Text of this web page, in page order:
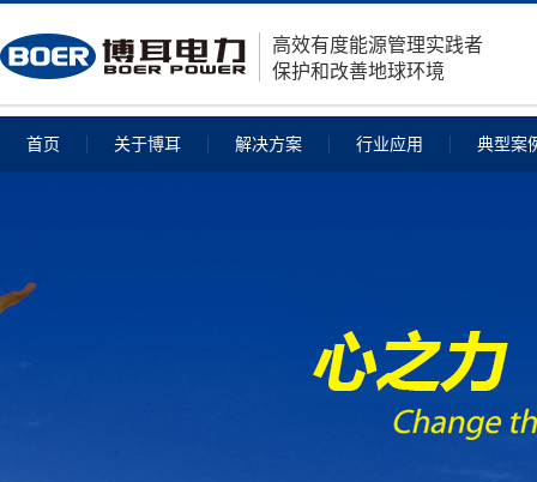
高效有度能源管理实践者
保护和改善地球环境
首页 关于博耳 解决方案 行业应用 典型案